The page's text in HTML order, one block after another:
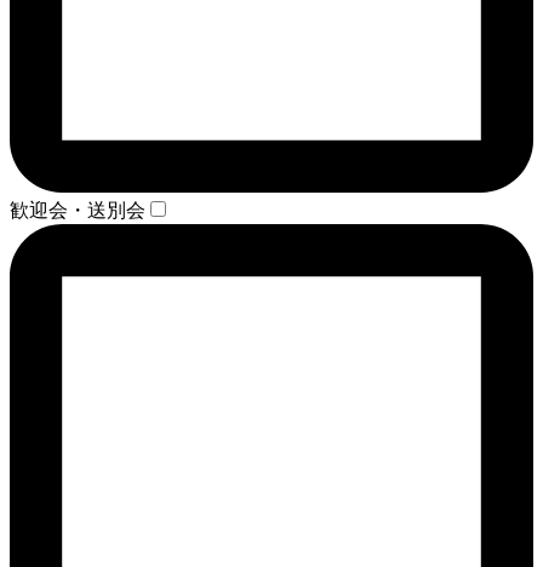
歓迎会・送別会